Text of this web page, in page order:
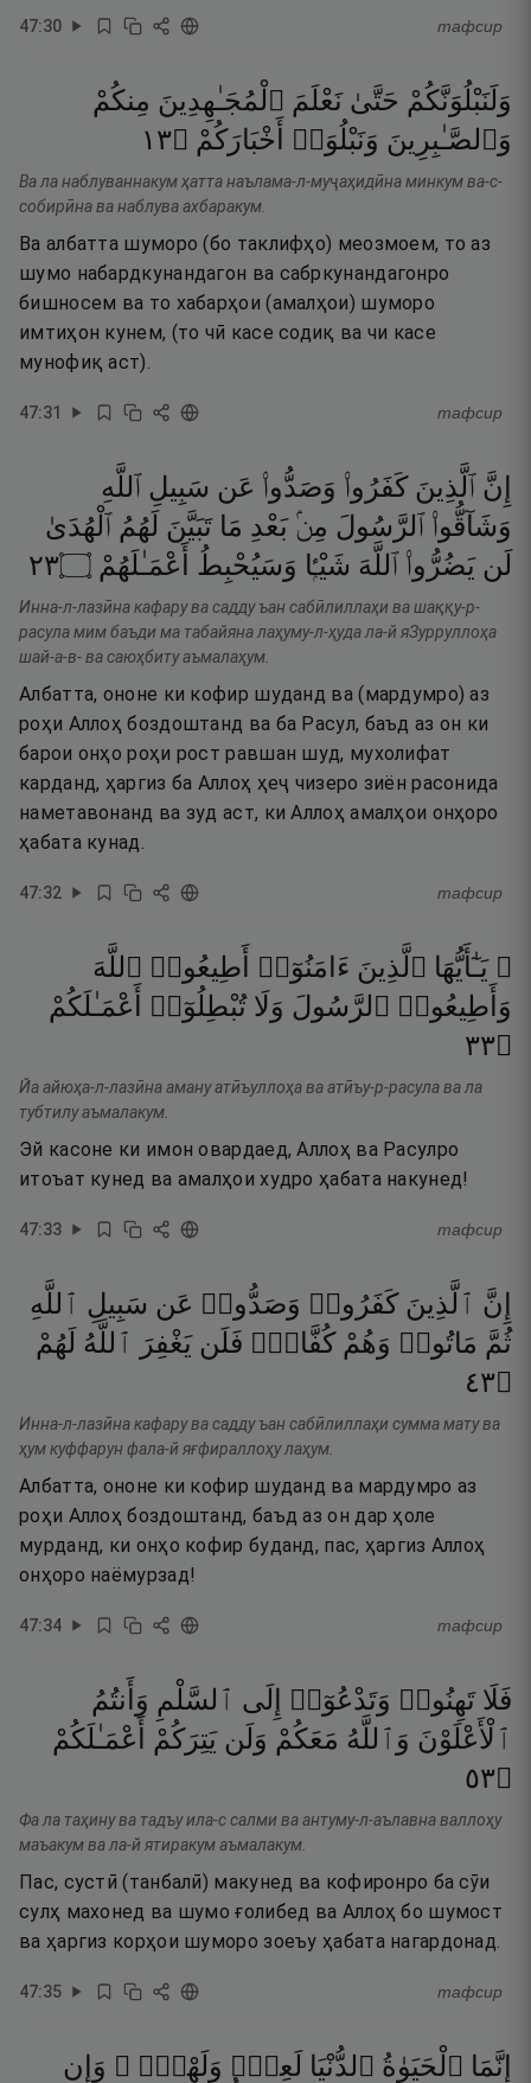
47:30 тафсир
وَلَنَبْلُوَنَّكُمْ حَتَّىٰ نَعْلَمَ ٱلْمُجَـٰهِدِينَ مِنكُمْ
وَٱلصَّـٰبِرِينَ وَنَبْلُوَا۟ أَخْبَارَكُمْ ۝٣١
Ва ла наблуваннакум ҳатта наълама-л-муҷаҳидӣна минкум ва-с-
собирӣна ва наблува ахбаракум.
Ва албатта шуморо (бо таклифҳо) меозмоем, то аз
шумо набардкунандагон ва сабркунандагонро
бишносем ва то хабарҳои (амалҳои) шуморо
имтиҳон кунем, (то чӣ касе содиқ ва чи касе
мунофиқ аст).
47:31 тафсир
إِنَّ ٱلَّذِينَ كَفَرُوا۟ وَصَدُّوا۟ عَن سَبِيلِ ٱللَّهِ
وَشَآقُّوا۟ ٱلرَّسُولَ مِنۢ بَعْدِ مَا تَبَيَّنَ لَهُمُ ٱلْهُدَىٰ
لَن يَضُرُّوا۟ ٱللَّهَ شَيْـًۭٔا وَسَيُحْبِطُ أَعْمَـٰلَهُمْ ۝٣٢
Инна-л-лазӣна кафару ва садду ъан сабӣлиллаҳи ва шаққу-р-
расула мим баъди ма табайяна лаҳуму-л-ҳуда ла-й яЗурруллоҳа
шай-а-в- ва саюҳбиту аъмалаҳум.
Албатта, ононе ки кофир шуданд ва (мардумро) аз
роҳи Аллоҳ боздоштанд ва ба Расул, баъд аз он ки
барои онҳо роҳи рост равшан шуд, мухолифат
карданд, ҳаргиз ба Аллоҳ ҳеҷ чизеро зиён расонида
наметавонанд ва зуд аст, ки Аллоҳ амалҳои онҳоро
ҳабата кунад.
47:32 тафсир
۞ يَـٰٓأَيُّهَا ٱلَّذِينَ ءَامَنُوٓا۟ أَطِيعُوا۟ ٱللَّهَ
وَأَطِيعُوا۟ ٱلرَّسُولَ وَلَا تُبْطِلُوٓا۟
أَعْمَـٰلَكُمْ
۝٣٣
Йа айюҳа-л-лазӣна аману атӣъуллоҳа ва атӣъу-р-расула ва ла
тубтилу аъмалакум.
Эй касоне ки имон овардаед, Аллоҳ ва Расулро
итоъат кунед ва амалҳои худро ҳабата накунед!
47:33 тафсир
إِنَّ ٱلَّذِينَ كَفَرُوا۟ وَصَدُّوا۟ عَن سَبِيلِ ٱللَّهِ
ثُمَّ مَاتُوا۟ وَهُمْ كُفَّارٌۭ فَلَن يَغْفِرَ ٱللَّهُ لَهُمْ
۝٣٤
Инна-л-лазӣна кафару ва садду ъан сабӣлиллаҳи сумма мату ва
ҳум куффарун фала-й яғфираллоҳу лаҳум.
Албатта, ононе ки кофир шуданд ва мардумро аз
роҳи Аллоҳ боздоштанд, баъд аз он дар ҳоле
мурданд, ки онҳо кофир буданд, пас, ҳаргиз Аллоҳ
онҳоро наёмурзад!
47:34 тафсир
فَلَا تَهِنُوا۟ وَتَدْعُوٓا۟ إِلَى ٱلسَّلْمِ وَأَنتُمُ
ٱلْأَعْلَوْنَ وَٱللَّهُ مَعَكُمْ وَلَن يَتِرَكُمْ
أَعْمَـٰلَكُمْ
۝٣٥
Фа ла таҳину ва тадъу ила-с салми ва антуму-л-аълавна валлоҳу
маъакум ва ла-й ятиракум аъмалакум.
Пас, сустӣ (танбалӣ) макунед ва кофиронро ба сӯи
сулҳ махонед ва шумо ғолибед ва Аллоҳ бо шумост
ва ҳаргиз корҳои шуморо зоеъу ҳабата нагардонад.
47:35 тафсир
إِنَّمَا ٱلْحَيَوٰةُ ٱلدُّنْيَا لَعِبٌۭ وَلَهْوٌۭ ۚ وَإِن